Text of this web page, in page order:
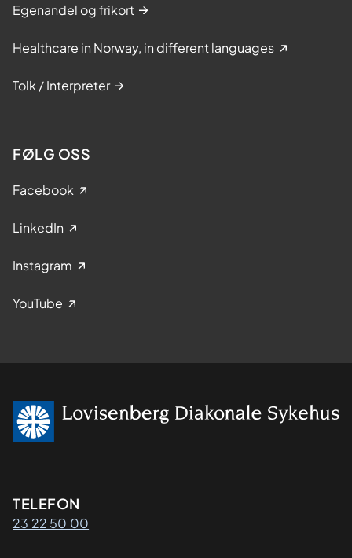
Egenandel og frikort
Healthcare in Norway, in different languages
Tolk / Interpreter
FØLG OSS
Facebook
LinkedIn
Instagram
YouTube
Kontaktinformasjon
TELEFON
23 22 50 00